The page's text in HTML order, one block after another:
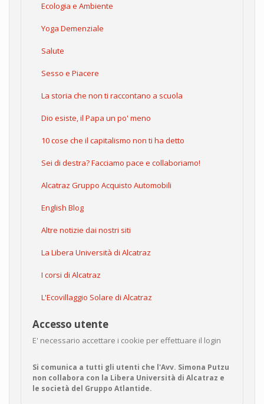
Ecologia e Ambiente
Yoga Demenziale
Salute
Sesso e Piacere
La storia che non ti raccontano a scuola
Dio esiste, il Papa un po' meno
10 cose che il capitalismo non ti ha detto
Sei di destra? Facciamo pace e collaboriamo!
Alcatraz Gruppo Acquisto Automobili
English Blog
Altre notizie dai nostri siti
La Libera Università di Alcatraz
I corsi di Alcatraz
L'Ecovillaggio Solare di Alcatraz
Accesso utente
E' necessario accettare i cookie per effettuare il login
Si comunica a tutti gli utenti che l'Avv. Simona Putzu
non collabora con la Libera Università di Alcatraz e
le società del Gruppo Atlantide.